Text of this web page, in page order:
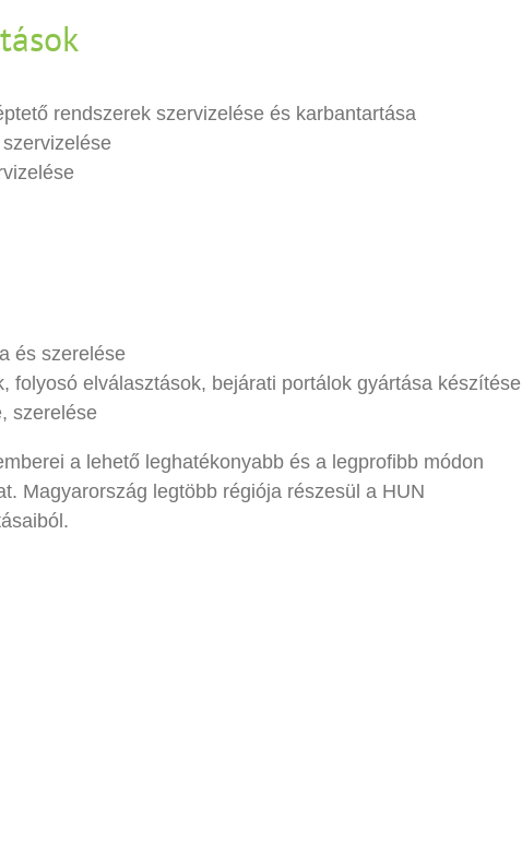
rendszerek szervizelése és karbantartása
és szerelése
folyosó elválasztások, bejárati portálok gyártása készítése
szerelése
a lehető leghatékonyabb és a legprofibb módon
Magyarország legtöbb régiója részesül a HUN